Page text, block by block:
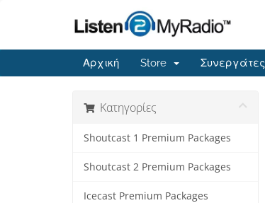
Αρχική Store Συνεργάτες
Κατηγορίες
Shoutcast 1 Premium Packages
Shoutcast 2 Premium Packages
Icecast Premium Packages